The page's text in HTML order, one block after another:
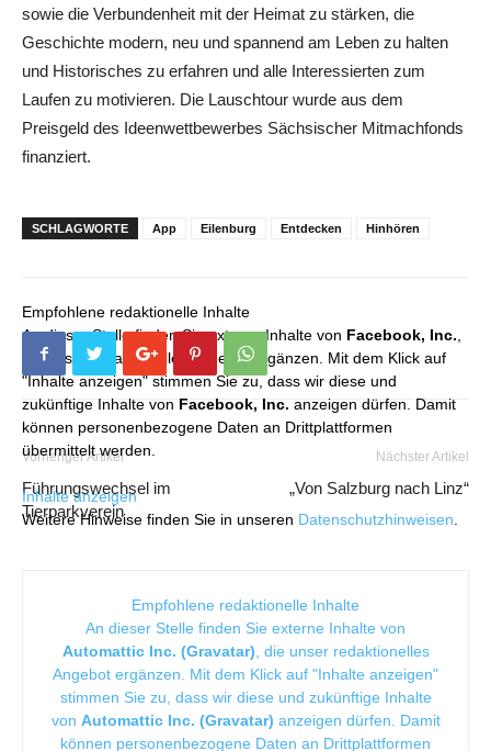
sowie die Verbundenheit mit der Heimat zu stärken, die
Geschichte modern, neu und spannend am Leben zu halten
und Historisches zu erfahren und alle Interessierten zum
Laufen zu motivieren. Die Lauschtour wurde aus dem
Preisgeld des Ideenwettbewerbes Sächsischer Mitmachfonds
finanziert.
SCHLAGWORTE App Eilenburg Entdecken Hinhören
Empfohlene redaktionelle Inhalte
An dieser Stelle finden Sie externe Inhalte von Facebook, Inc.,
die unser redaktionelles Angebot ergänzen. Mit dem Klick auf
"Inhalte anzeigen" stimmen Sie zu, dass wir diese und
zukünftige Inhalte von Facebook, Inc. anzeigen dürfen. Damit
können personenbezogene Daten an Drittplattformen
übermittelt werden.
Inhalte anzeigen
Weitere Hinweise finden Sie in unseren Datenschutzhinweisen.
Vorheriger Artikel
Führungswechsel im
Tierparkverein
Nächster Artikel
„Von Salzburg nach Linz“
Empfohlene redaktionelle Inhalte
An dieser Stelle finden Sie externe Inhalte von
Automattic Inc. (Gravatar), die unser redaktionelles
Angebot ergänzen. Mit dem Klick auf "Inhalte anzeigen"
stimmen Sie zu, dass wir diese und zukünftige Inhalte
von Automattic Inc. (Gravatar) anzeigen dürfen. Damit
können personenbezogene Daten an Drittplattformen